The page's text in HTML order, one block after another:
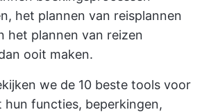
het plannen van reisplannen
het plannen van reizen
ooit maken.
we de 10 beste tools voor
hun functies, beperkingen,